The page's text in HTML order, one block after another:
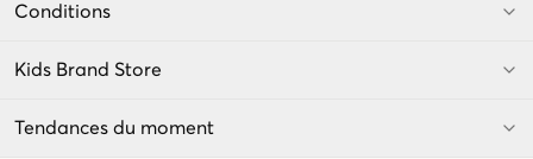
Conditions
Kids Brand Store
Tendances du moment